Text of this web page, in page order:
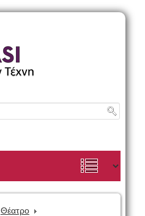
Θέατρο